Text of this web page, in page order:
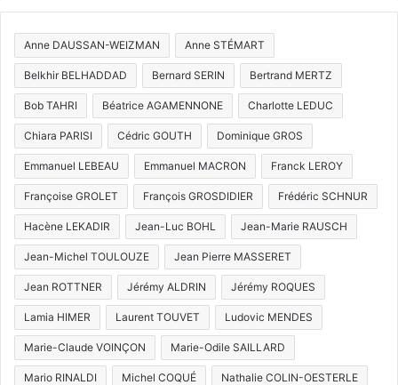
Chiara PARISI Cédric GOUTH Dominique GROS
Emmanuel LEBEAU Emmanuel MACRON
Françoise GROLET François GROSDIDIER Frédéric SCHNUR
Hacène LEKADIR Jean-Luc BOHL Jean-Marie RAUSCH
Jean-Michel TOULOUZE Jean Pierre MASSERET
Jean ROTTNER Jérémy ALDRIN Jérémy ROQUES
Lamia HIMER Laurent TOUVET Ludovic MENDES
Marie-Claude VOINÇON Marie-Odile SAILLARD
Mario RINALDI Michel COQUÉ Nathalie COLIN-OESTERLE
Pascal BOLOT Patrick THIL Patrick WEITEN
Philippe BRUNELLA Philippe BURON-PILÂTRE
Rachel BURGY Richard LIOGER Thierry HORY
Thomas SCUDERI Ugo HUMBERT Xavier BOUVET